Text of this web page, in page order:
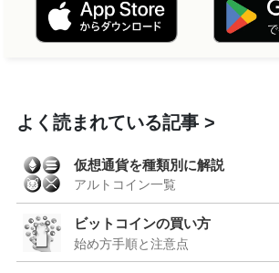
よく読まれている記事
仮想通貨を種類別に解説
アルトコイン一覧
ビットコインの買い方
始め方手順と注意点